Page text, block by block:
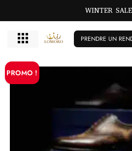
WINTER
PRENDRE UN
PROMO !